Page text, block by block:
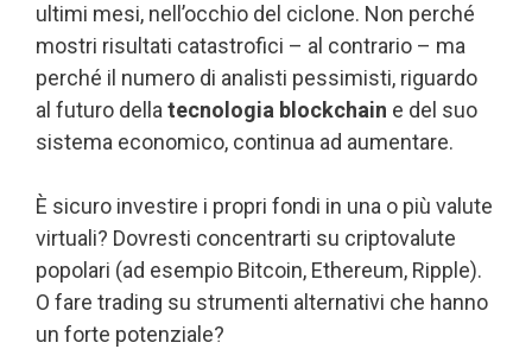
ultimi mesi, nell’occhio del ciclone. Non perché
mostri risultati catastrofici – al contrario – ma
perché il numero di analisti pessimisti, riguardo
al futuro dellatecnologia blockchain e del suo
sistema economico, continua ad aumentare.
È sicuro investire i propri fondi in una o più valute
virtuali? Dovresti concentrarti su criptovalute
popolari (ad esempio Bitcoin, Ethereum, Ripple).
O fare trading su strumenti alternativi che hanno
un forte potenziale?